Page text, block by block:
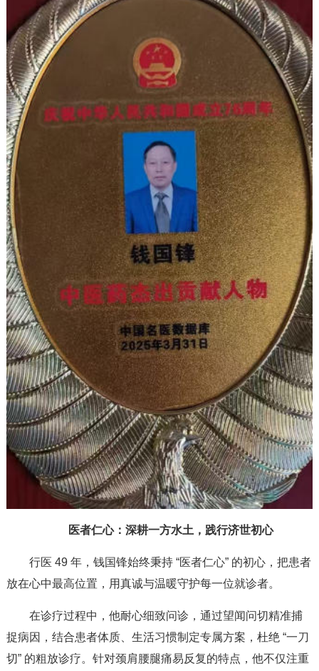
医者仁心：深耕一方水土，践行济世初心
行医 49 年，钱国锋始终秉持 “医者仁心” 的初心，把患者
放在心中最高位置，用真诚与温暖守护每一位就诊者。
在诊疗过程中，他耐心细致问诊，通过望闻问切精准捕
捉病因，结合患者体质、生活习惯制定专属方案，杜绝 “一刀
切” 的粗放诊疗。针对颈肩腰腿痛易反复的特点，他不仅注重